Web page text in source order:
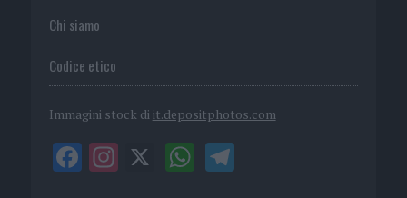
Chi siamo
Codice etico
Immagini stock di it.depositphotos.com